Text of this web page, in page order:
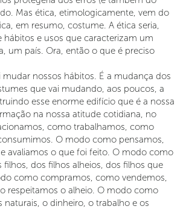
Mas ética, etimologicamente, vem do
em resumo, costume. A ética seria,
e usos que caracterizam um
um país. Ora, então o que é preciso
mudar nossos hábitos. É a mudança dos
que vai mudando, aos poucos, a
esse enorme edifício que é a nossa
na nossa atitude cotidiana, no
como trabalhamos, como
O modo como pensamos,
avaliamos o que foi feito. O modo como
dos filhos alheios, dos filhos que
como compramos, como vendemos,
respeitamos o alheio. O modo como
naturais, o dinheiro, o trabalho e os